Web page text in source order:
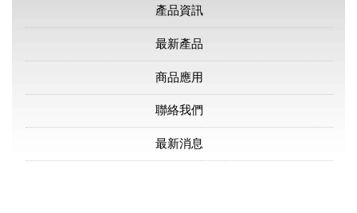
產品資訊
最新產品
商品應用
聯絡我們
最新消息